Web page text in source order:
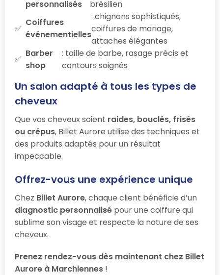
personnalisés
brésilien
Coiffures
événementielles
: chignons sophistiqués,
coiffures de mariage,
attaches élégantes
Barber
shop
: taille de barbe, rasage précis et
contours soignés
Un salon adapté à tous les types de
cheveux
Que vos cheveux soient raides, bouclés, frisés
ou crépus, Billet Aurore utilise des techniques et
des produits adaptés pour un résultat
impeccable.
Offrez-vous une expérience unique
Chez Billet Aurore, chaque client bénéficie d’un
diagnostic personnalisé pour une coiffure qui
sublime son visage et respecte la nature de ses
cheveux.
Prenez rendez-vous dès maintenant chez Billet
Aurore à Marchiennes !